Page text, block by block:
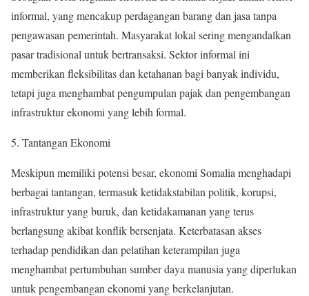
informal, yang mencakup perdagangan barang dan jasa tanpa
pengawasan pemerintah. Masyarakat lokal sering mengandalkan
pasar tradisional untuk bertransaksi. Sektor informal ini
memberikan fleksibilitas dan ketahanan bagi banyak individu,
tetapi juga menghambat pengumpulan pajak dan pengembangan
infrastruktur ekonomi yang lebih formal.
5. Tantangan Ekonomi
Meskipun memiliki potensi besar, ekonomi Somalia menghadapi
berbagai tantangan, termasuk ketidakstabilan politik, korupsi,
infrastruktur yang buruk, dan ketidakamanan yang terus
berlangsung akibat konflik bersenjata. Keterbatasan akses
terhadap pendidikan dan pelatihan keterampilan juga
menghambat pertumbuhan sumber daya manusia yang diperlukan
untuk pengembangan ekonomi yang berkelanjutan.